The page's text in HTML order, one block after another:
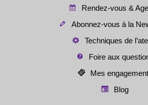
Rendez-vous &
Abonnez-vous à la
Techniques de
Foire aux
Mes
Blog